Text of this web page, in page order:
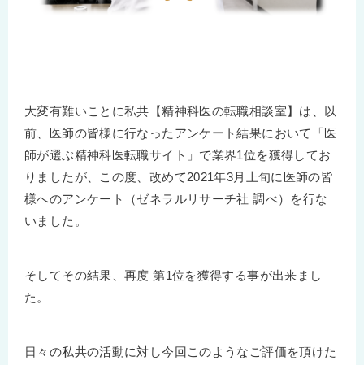
大変有難いことに私共【精神科医の転職相談室】は、以
前、医師の皆様に行なったアンケート結果において「医
師が選ぶ精神科医転職サイト」で業界1位を獲得してお
りましたが、この度、改めて2021年3月上旬に医師の皆
様へのアンケート（ゼネラルリサーチ社 調べ）を行な
いました。
そしてその結果、再度 第1位を獲得する事が出来まし
た。
日々の私共の活動に対し今回このようなご評価を頂けた